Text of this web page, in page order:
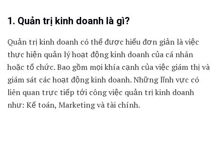
1. Quản trị kinh doanh là gì?
Quản trị kinh doanh có thể được hiểu đơn giản là việc
thực hiện quản lý hoạt động kinh doanh của cá nhân
hoặc tổ chức. Bao gồm mọi khía cạnh của việc giám thị và
giám sát các hoạt động kinh doanh. Những lĩnh vực có
liên quan trực tiếp tới công việc quản trị kinh doanh
như: Kế toán, Marketing và tài chính.